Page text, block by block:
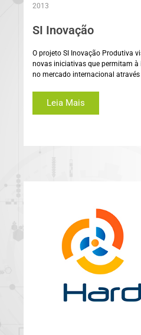
2013
SI Inovação
O projeto SI Inovação Produtiva
novas iniciativas que permitam à
no mercado internacional
Leia Mais